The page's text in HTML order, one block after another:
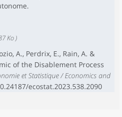
Ko )
A., Perdrix, E., Rain, A. &
of the Disablement Process
et Statistique / Economics and
ecostat.2023.538.2090